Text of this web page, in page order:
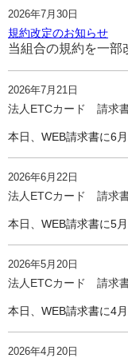
2026年7月30日
規約改定のお知らせ
当組合の規約を一部
2026年7月21日
法人ETCカード 請求
本日、WEB請求書に6
2026年6月22日
法人ETCカード 請求
本日、WEB請求書に5
2026年5月20日
法人ETCカード 請求
本日、WEB請求書に4
2026年4月20日